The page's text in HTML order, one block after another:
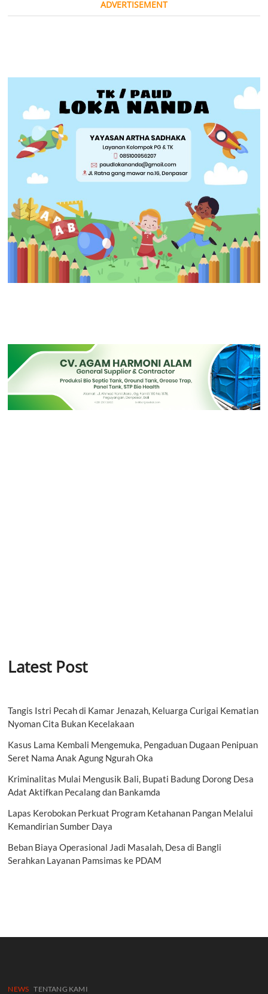
ADVERTISEMENT
Latest Post
Tangis Istri Pecah di Kamar Jenazah, Keluarga Curigai Kematian
Nyoman Cita Bukan Kecelakaan
Kasus Lama Kembali Mengemuka, Pengaduan Dugaan Penipuan
Seret Nama Anak Agung Ngurah Oka
Kriminalitas Mulai Mengusik Bali, Bupati Badung Dorong Desa
Adat Aktifkan Pecalang dan Bankamda
Lapas Kerobokan Perkuat Program Ketahanan Pangan Melalui
Kemandirian Sumber Daya
Beban Biaya Operasional Jadi Masalah, Desa di Bangli
Serahkan Layanan Pamsimas ke PDAM
NEWS TENTANG KAMI